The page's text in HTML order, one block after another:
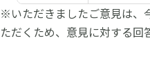
※いただきましたご意見は、
ただくため、意見に対する回